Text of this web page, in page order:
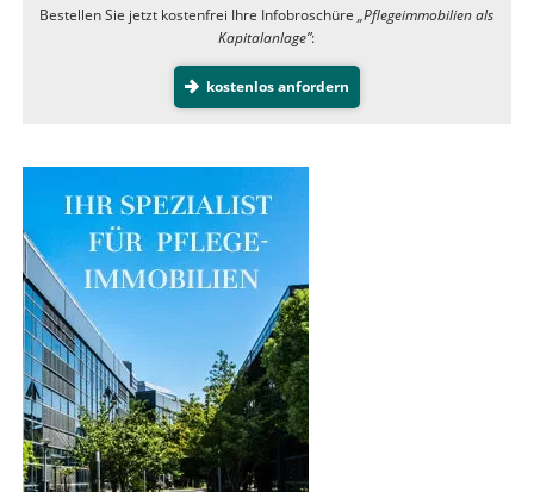
Bestellen Sie jetzt kostenfrei Ihre Infobroschüre„Pflegeimmobilien als
Kapitalanlage”:
kostenlos anfordern